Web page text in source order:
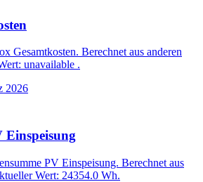
Gesamtkosten. Berechnet aus anderen
unavailable .
2026
Einspeisung
PV Einspeisung. Berechnet aus
Wert: 24354.0 Wh.